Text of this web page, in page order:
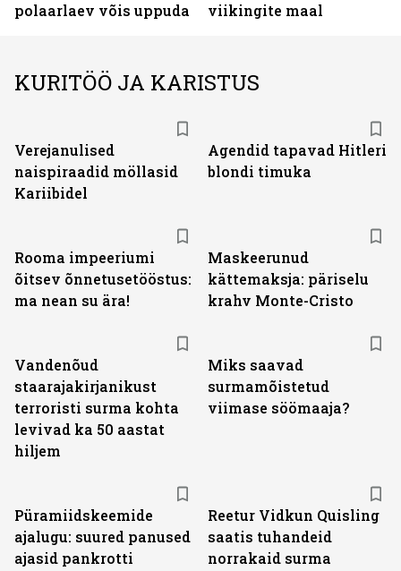
polaarlaev võis uppuda
viikingite maal
KURITÖÖ JA KARISTUS
Verejanulised
naispiraadid möllasid
Kariibidel
Agendid tapavad Hitleri
blondi timuka
Rooma impeeriumi
õitsev õnnetusetööstus:
ma nean su ära!
Maskeerunud
kättemaksja: päriselu
krahv Monte-Cristo
Vandenõud
staarajakirjanikust
terroristi surma kohta
levivad ka 50 aastat
hiljem
Miks saavad
surmamõistetud
viimase söömaaja?
Püramiidskeemide
ajalugu: suured panused
ajasid pankrotti
Reetur Vidkun Quisling
saatis tuhandeid
norrakaid surma